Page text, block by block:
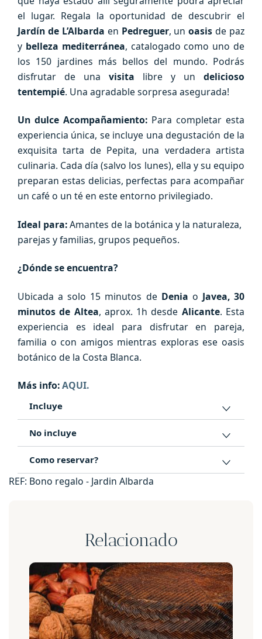
el lugar. Regala la oportunidad de descubrir el
Jardín de L’Albarda en Pedreguer, unoasis de paz
y belleza mediterránea, catalogado como uno de
los 150 jardines más bellos del mundo. Podrás
disfrutar de una visita libre y un delicioso
tentempié. Una agradable sorpresa asegurada!
Un dulce Acompañamiento: Para completar esta
experiencia única, se incluye una degustación de la
exquisita tarta de Pepita, una verdadera artista
culinaria. Cada día (salvo los lunes), ella y su equipo
preparan estas delicias, perfectas para acompañar
un café o un té en este entorno privilegiado.
Ideal para:Amantes de la botánica y la naturaleza,
parejas y familias, grupos pequeños.
¿Dónde se encuentra?
Ubicada a solo 15 minutos de Denia o Javea, 30
minutos de Altea, aprox. 1h desde Alicante. Esta
experiencia es ideal para disfrutar en pareja,
familia o con amigos mientras exploras ese oasis
botánico de la Costa Blanca.
Más info:AQUI.
Incluye
No incluye
Como reservar?
REF: Bono regalo - Jardin Albarda
Relacionado